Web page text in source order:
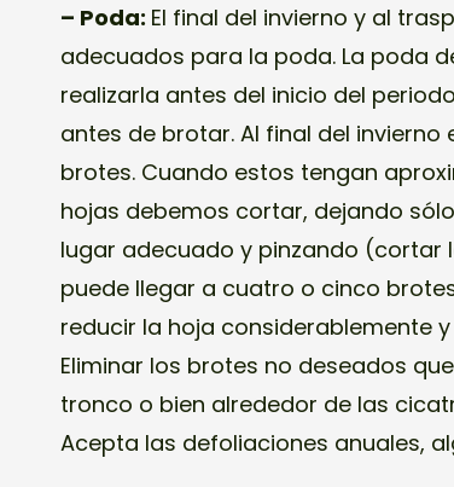
– Poda: El final del invierno y al
adecuados para la poda. La poda
realizarla antes del inicio del
antes de brotar. Al final del invierno
brotes. Cuando estos tengan
hojas debemos cortar, dejando
lugar adecuado y pinzando
puede llegar a cuatro o cinco
reducir la hoja considerablemente
Eliminar los brotes no deseados
tronco o bien alrededor de las
Acepta las defoliaciones anuales,